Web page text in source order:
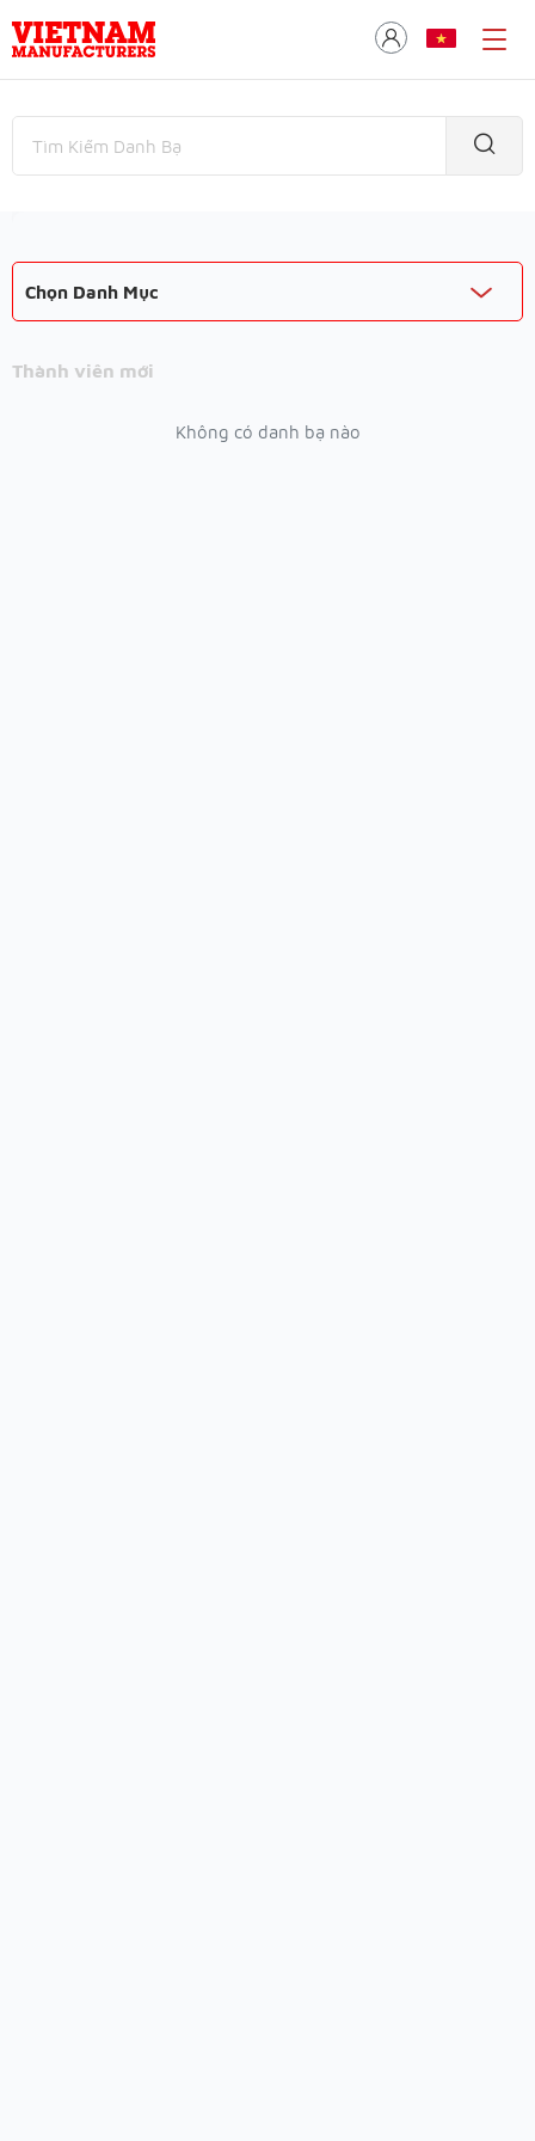
Chọn Danh Mục
Thành viên mới
Không có danh bạ nào